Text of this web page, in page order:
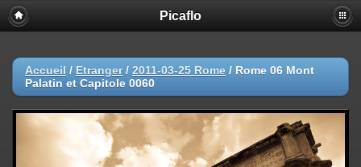
Picaflo
Accueil / Etranger/ 2011-03-25 Rome / Rome 06 Mont
Palatin et Capitole 0060